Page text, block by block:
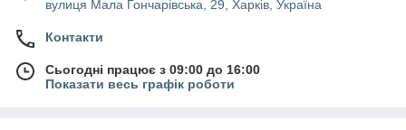
вулиця Мала Гончарівська, 29, Харків, Україна
Контакти
Сьогодні працює з 09:00 до 16:00
Показати весь графік роботи